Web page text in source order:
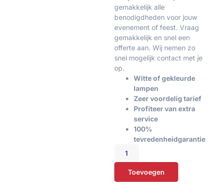
gemakkelijk alle
benodigdheden voor jouw
evenement of feest. Vraag
gemakkelijk en snel een
offerte aan. Wij nemen zo
snel mogelijk contact met je
op.
Witte of gekleurde
lampen
Zeer voordelig tarief
Profiteer van extra
service
100%
tevredenheidgarantie
Toevoegen